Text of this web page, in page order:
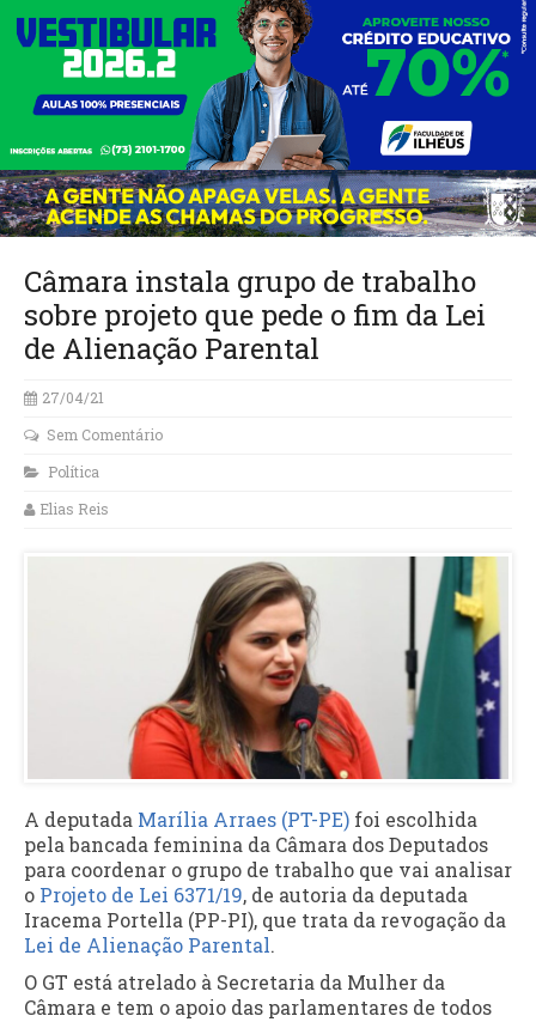
Câmara instala grupo de trabalho
sobre projeto que pede o fim da Lei
de Alienação Parental
27/04/21
Sem Comentário
Política
Elias Reis
A deputada Marília Arraes (PT-PE) foi escolhida
pela bancada feminina da Câmara dos Deputados
para coordenar o grupo de trabalho que vai analisar
o Projeto de Lei 6371/19, de autoria da deputada
Iracema Portella (PP-PI), que trata da revogação da
Lei de Alienação Parental.
O GT está atrelado à Secretaria da Mulher da
Câmara e tem o apoio das parlamentares de todos